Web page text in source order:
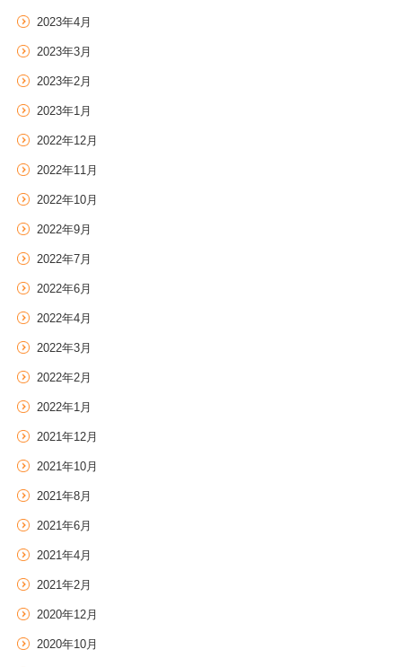
2023年4月
2023年3月
2023年2月
2023年1月
2022年12月
2022年11月
2022年10月
2022年9月
2022年7月
2022年6月
2022年4月
2022年3月
2022年2月
2022年1月
2021年12月
2021年10月
2021年8月
2021年6月
2021年4月
2021年2月
2020年12月
2020年10月